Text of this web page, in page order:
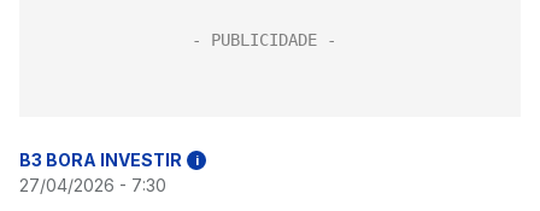
B3 BORA INVESTIR i
27/04/2026 - 7:30